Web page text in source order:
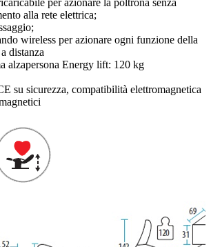
alla rete elettrica;
wireless per azionare ogni funzione della
distanza
alzapersona Energy lift: 120 kg
su sicurezza, compatibilità elettromagnetica